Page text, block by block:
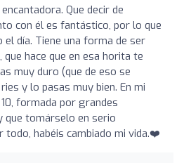
Que decir de
con él es fantástico, por lo que
día. Tiene una forma de ser
hace que en esa horita te
muy duro (que de eso se
y lo pasas muy bien. En mi
formada por grandes
que tomárselo en serio
todo, habéis cambiado mi vida.❤️